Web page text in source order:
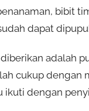
bibit
dapat
adalah
cukup dengan
ikuti dengan